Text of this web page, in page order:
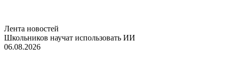
Лента новостей
Школьников научат использовать ИИ
06.08.2026